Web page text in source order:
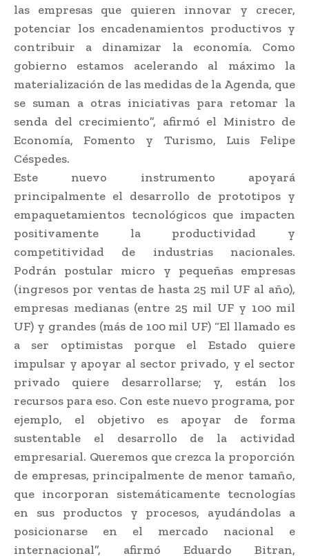
las empresas que quieren innovar y crecer,
potenciar los encadenamientos productivos y
contribuir a dinamizar la economía. Como
gobierno estamos acelerando al máximo la
materialización de las medidas de la Agenda, que
se suman a otras iniciativas para retomar la
senda del crecimiento”, afirmó el Ministro de
Economía, Fomento y Turismo, Luis Felipe
Céspedes.
Este nuevo instrumento apoyará
principalmente el desarrollo de prototipos y
empaquetamientos tecnológicos que impacten
positivamente la productividad y
competitividad de industrias nacionales.
Podrán postular micro y pequeñas empresas
(ingresos por ventas de hasta 25 mil UF al año),
empresas medianas (entre 25 mil UF y 100 mil
UF) y grandes (más de 100 mil UF) “El llamado es
a ser optimistas porque el Estado quiere
impulsar y apoyar al sector privado, y el sector
privado quiere desarrollarse; y, están los
recursos para eso. Con este nuevo programa, por
ejemplo, el objetivo es apoyar de forma
sustentable el desarrollo de la actividad
empresarial. Queremos que crezca la proporción
de empresas, principalmente de menor tamaño,
que incorporan sistemáticamente tecnologías
en sus productos y procesos, ayudándolas a
posicionarse en el mercado nacional e
internacional”, afirmó Eduardo Bitran,